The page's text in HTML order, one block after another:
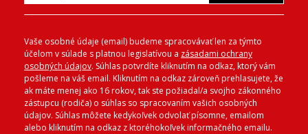
Vaše osobné údaje (email) budeme spracovávať len za týmto
účelom v súlade s platnou legislatívou a zásadami ochrany
osobných údajov. Súhlas potvrdíte kliknutím na odkaz, ktorý vám
pošleme na váš email. Kliknutím na odkaz zároveň prehlasujete, že
ak máte menej ako 16 rokov, tak ste požiadal/a svojho zákonného
zástupcu (rodiča) o súhlas so spracovaním vašich osobných
údajov. Súhlas môžete kedykoľvek odvolať písomne, emailom
alebo kliknutím na odkaz z ktoréhokoľvek informačného emailu.